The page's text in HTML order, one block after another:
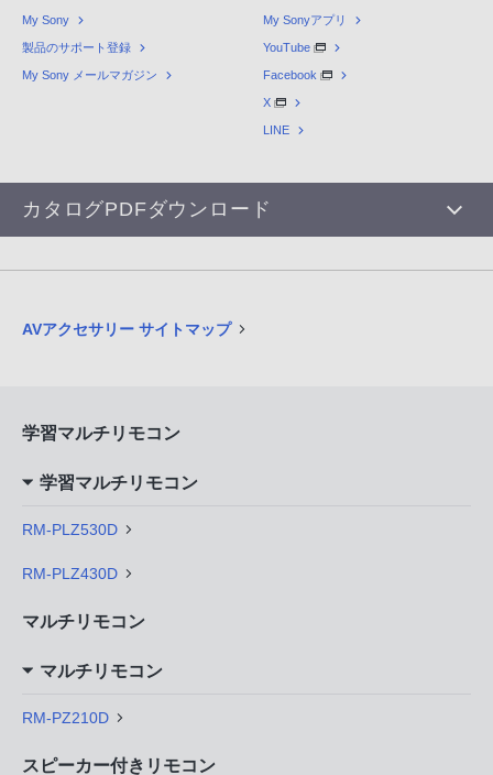
My Sony
製品のサポート登録
My Sony メールマガジン
My Sonyアプリ
YouTube
Facebook
X
LINE
カタログPDFダウンロード
AVアクセサリー サイトマップ
学習マルチリモコン
学習マルチリモコン
RM-PLZ530D
RM-PLZ430D
マルチリモコン
マルチリモコン
RM-PZ210D
スピーカー付きリモコン